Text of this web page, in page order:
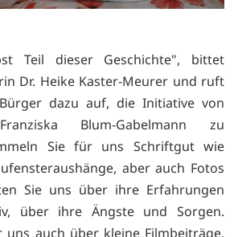
Teil dieser Geschichte", bittet
Dr. Heike Kaster-Meurer und ruft
dazu auf, die Initiative von
Blum-Gabelmann zu
Sie für uns Schriftgut wie
aber auch Fotos
Sie uns über ihre Erfahrungen
über ihre Ängste und Sorgen.
uns auch über kleine Filmbeiträge,